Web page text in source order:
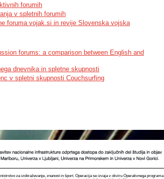
forumih
v spletnih forumih
foruma vojak.si in revije Slovenska vojska
forums: a comparison between English and
dnevnika in spletne skupnosti
v spletni skupnosti Couchsurfing
za izobraževanje, znanost in šport. Operacija se izvaja v okviru Operativnega programa